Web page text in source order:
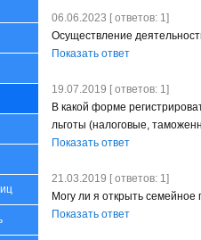
06.06.2023 [ ответов: 1]
Осуществление
Показать ответ
19.07.2019 [ ответов: 1]
В какой форме
льготы (налоговые,
Показать ответ
21.03.2019 [ ответов: 1]
Могу ли я открыть
Показать ответ